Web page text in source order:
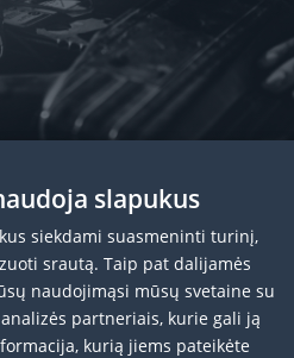
su mumis!
slapukus
siekdami suasmeninti turinį,
srautą. Taip pat dalijamės
naudojimąsi mūsų svetaine su
partneriais, kurie gali ją
kurią jiems pateikėte